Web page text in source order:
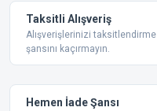
Taksitli Alışveriş
Alışverişlerinizi taksitlendirme
şansını kaçırmayın.
Hemen İade Şansı